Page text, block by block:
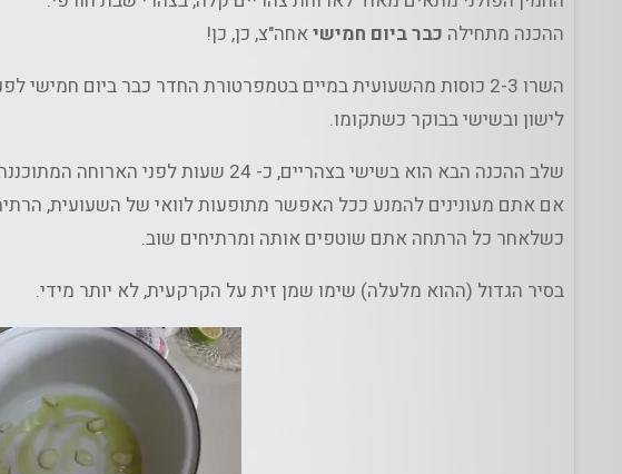
ההכנה מתחילה כבר ביום חמישיאחה"צ, כן, כן!
השרו 2-3 כוסות מהשעועית במיים בטמפרטורת החדר כבר ביום
לישון ובשישי בבוקר כשתקומו.
שלב ההכנה הבא הוא בשישי בצהריים, כ- 24 שעות לפני הארוחה המתוכננת.
כשלאחר כל הרתחה אתם שוטפים אותה ומרתיחים שוב.
בסיר הגדול (ההוא מלעלה) שימו שמן זית על הקרקעית, לא יותר מידי.